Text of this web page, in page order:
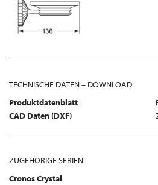
TECHNISCHE DATEN – DOWNLOAD
Produktdatenblatt
CAD Daten (DXF)
ZUGEHÖRIGE SERIEN
Cronos Crystal